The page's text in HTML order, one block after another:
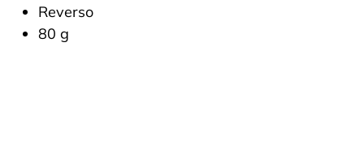
Reverso
80 g